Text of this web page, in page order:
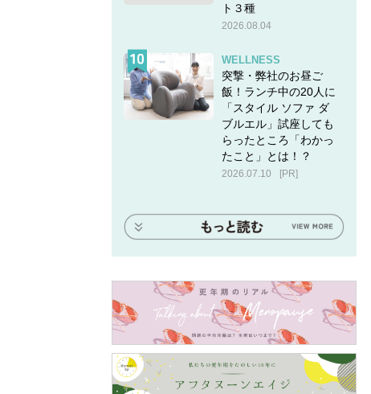
ト３種
2026.08.04
WELLNESS
突撃・弊社のお昼ご
飯！ランチ中の20人に
「スタイル ソファ ダ
ブルエル」試座しても
らったところ「わかっ
たこと」とは！？
2026.07.10 [PR]